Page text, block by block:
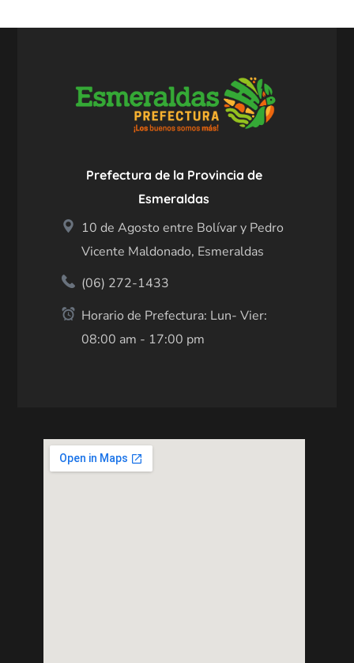
Prefectura de la Provincia de
Esmeraldas
10 de Agosto entre Bolívar y Pedro
Vicente Maldonado, Esmeraldas
(06) 272-1433
Horario de Prefectura: Lun- Vier:
08:00 am - 17:00 pm